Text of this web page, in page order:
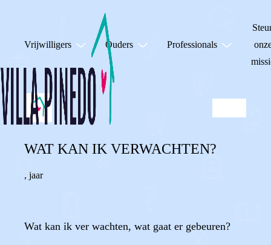
Vrijwilligers Ouders Professionals
WAT KAN IK VERWACHTEN?
, jaar
Wat kan ik ver wachten, wat gaat er gebeuren?